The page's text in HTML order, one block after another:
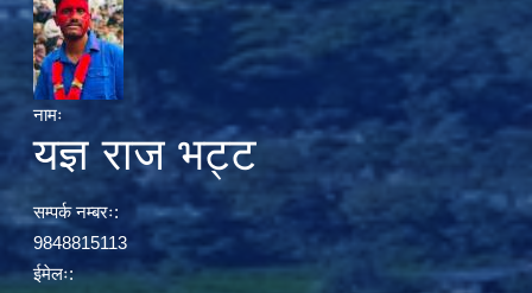
नामः
यज्ञ राज भट्ट
सम्पर्क नम्बरः:
9848815113
ईमेलः: